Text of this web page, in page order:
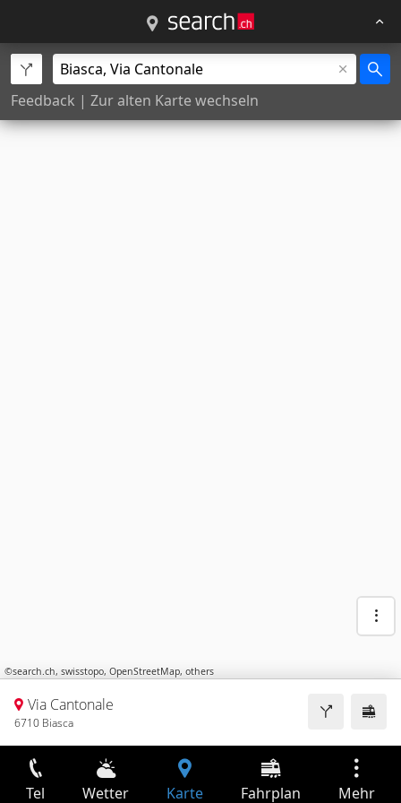
Feedback | Zur alten Karte wechseln
©search.ch, swisstopo, OpenStreetMap, others
Via Cantonale
6710 Biasca
Tel Wetter Karte Fahrplan Mehr